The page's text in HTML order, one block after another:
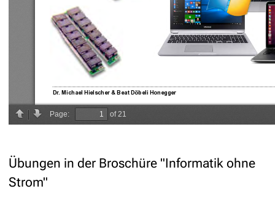
Übungen in der Broschüre "Informatik ohne
Strom"